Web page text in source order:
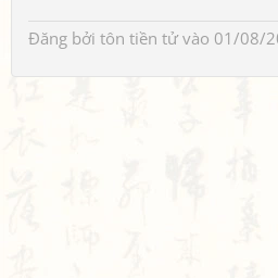
Đăng bởi tôn tiền tửvào 01/08/